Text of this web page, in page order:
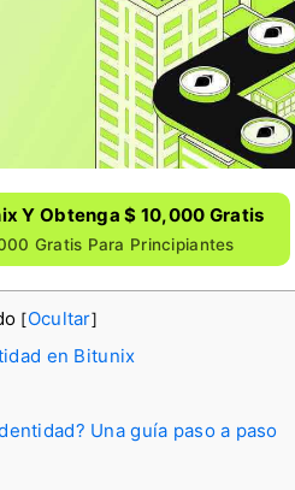
Y Obtenga $ 10,000 Gratis
Gratis Para Principiantes
[Ocultar]
en Bitunix
Una guía paso a paso